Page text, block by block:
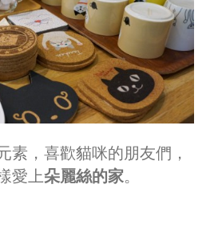
素，喜歡貓咪的朋友們，
愛上朵麗絲的家。